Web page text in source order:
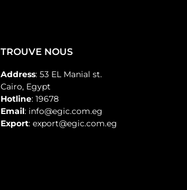
TROUVE NOUS
Address: 53 EL Manial st.
Cairo, Egypt
Hotline: 19678
Email: info@egic.com.eg
Export: export@egic.com.eg